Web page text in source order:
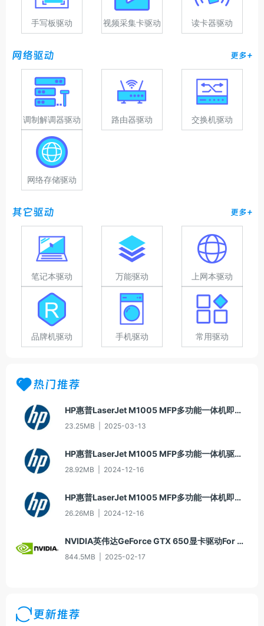
手写板驱动 视频采集卡驱动 读卡器驱动
网络驱动 更多+
调制解调器驱动 路由器驱动 交换机驱动
网络存储驱动
其它驱动 更多+
笔记本驱动 万能驱动 上网本驱动
品牌机驱动 手机驱动 常用驱动
热门推荐
HP惠普LaserJet M1005 MFP多功能一体机即插即用驱动20070326版For Win7
23.25MB 2025-03-13
HP惠普LaserJet M1005 MFP多功能一体机驱动20060913版For Win2000/XP
28.92MB 2024-12-16
HP惠普LaserJet M1005 MFP多功能一体机即插即用驱动20070326版For Vista
26.26MB 2024-12-16
NVIDIA英伟达GeForce GTX 650显卡驱动For Win10-64
844.5MB 2025-02-17
更新推荐